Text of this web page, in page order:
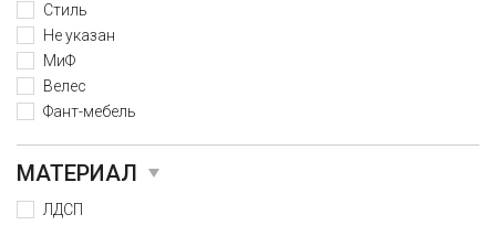
Стиль
Не указан
МиФ
Велес
Фант-мебель
МАТЕРИАЛ
ЛДСП